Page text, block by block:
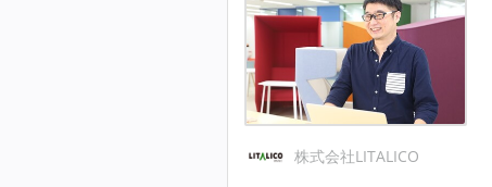
株式会社LITALICO